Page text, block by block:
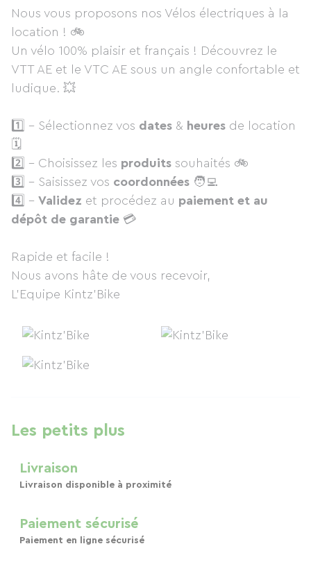
Nous vous proposons nos Vélos électriques à la
location ! 🚲
Un vélo 100% plaisir et français ! Découvrez le
VTT AE et le VTC AE sous un angle confortable et
ludique. 💥
1️⃣ - Sélectionnez vos dates & heures de location
🗓
2️⃣ - Choisissez les produits souhaités 🚲
3️⃣ - Saisissez vos coordonnées 🧑‍💻
4️⃣ - Validez et procédez au paiement et au
dépôt de garantie 💳
Rapide et facile !
Nous avons hâte de vous recevoir,
L'Equipe Kintz'Bike
Les petits plus
Livraison
Livraison disponible à proximité
Paiement sécurisé
Paiement en ligne sécurisé